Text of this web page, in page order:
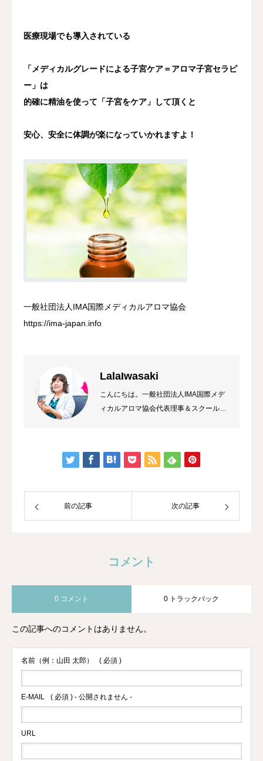
医療現場でも導入されている
「メディカルグレードによる子宮ケア＝アロマ子宮セラピ
ー」は
的確に精油を使って「子宮をケア」して頂くと
安心、安全に体調が楽になっていかれますよ！
一般社団法人IMA国際メディカルアロマ協会
https://ima-japan.info
LalaIwasaki
こんにちは。一般社団法人IMA国際メデ
ィカルアロマ協会代表理事＆スクール校
トレーナーになり、HAWAIIのマナカー
ドのご縁でメディカルアロマに出会いま
前の記事 次の記事
コメント
0 コメント 0 トラックバック
この記事へのコメントはありません。
名前（例：山田 太郎） ( 必須 )
E-MAIL ( 必須 ) - 公開されません -
URL